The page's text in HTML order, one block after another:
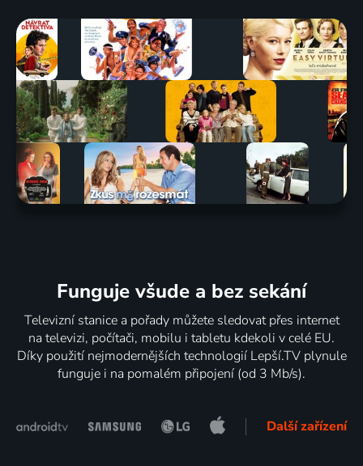
Funguje všude a bez sekání
Televizní stanice a pořady můžete sledovat přes internet
na televizi, počítači, mobilu i tabletu kdekoli v celé EU.
Díky použití nejmodernějších technologií Lepší.TV plynule
funguje i na pomalém připojení (od 3 Mb/s).
Další zařízení